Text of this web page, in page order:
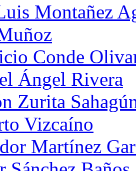
Montañez
Conde
Ángel Rivera
Zurita
Vizcaíno
Martínez